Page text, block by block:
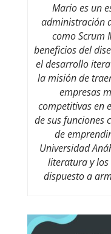
Mario es un
administración
como Scrum
beneficios del
el desarrollo
la misión de
empresas
competitivas en
de sus funciones
de
Universidad
literatura y los
dispuesto a